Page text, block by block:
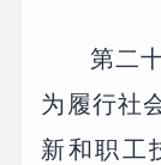
第二
为履行社
新和职工